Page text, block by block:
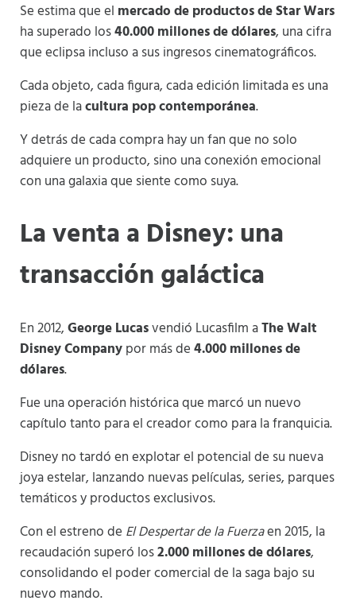
Se estima que el mercado de productos de Star Wars
ha superado los40.000 millones de dólares, una cifra
que eclipsa incluso a sus ingresos cinematográficos.
Cada objeto, cada figura, cada edición limitada es una
pieza de lacultura pop contemporánea.
Y detrás de cada compra hay un fan que no solo
adquiere un producto, sino una conexión emocional
con una galaxia que siente como suya.
La venta a Disney: una
transacción galáctica
En 2012,George Lucasvendió Lucasfilm aThe Walt
Disney Companypor más de4.000 millones de
dólares.
Fue una operación histórica que marcó un nuevo
capítulo tanto para el creador como para la franquicia.
Disney no tardó en explotar el potencial de su nueva
joya estelar, lanzando nuevas películas, series, parques
temáticos y productos exclusivos.
Con el estreno de El Despertar de la Fuerzaen 2015, la
recaudación superó los2.000 millones de dólares,
consolidando el poder comercial de la saga bajo su
nuevo mando.